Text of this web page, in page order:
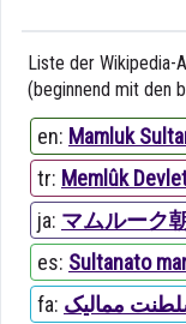
Liste der Wikipedia-
(beginnend mit den
en: Mamluk
tr: Memlûk
ja: マムルーク
es: Sultanato
fa: ممالیک